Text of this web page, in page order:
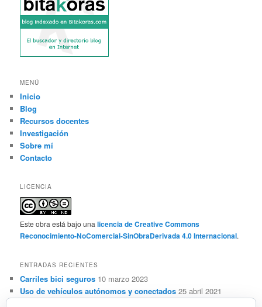
MENÚ
Inicio
Blog
Recursos docentes
Investigación
Sobre mí
Contacto
LICENCIA
Este obra está bajo unalicencia de Creative Commons
Reconocimiento-NoComercial-SinObraDerivada 4.0 Internacional.
ENTRADAS RECIENTES
Carriles bici seguros 10 marzo 2023
Uso de vehículos autónomos y conectados 25 abril 2021